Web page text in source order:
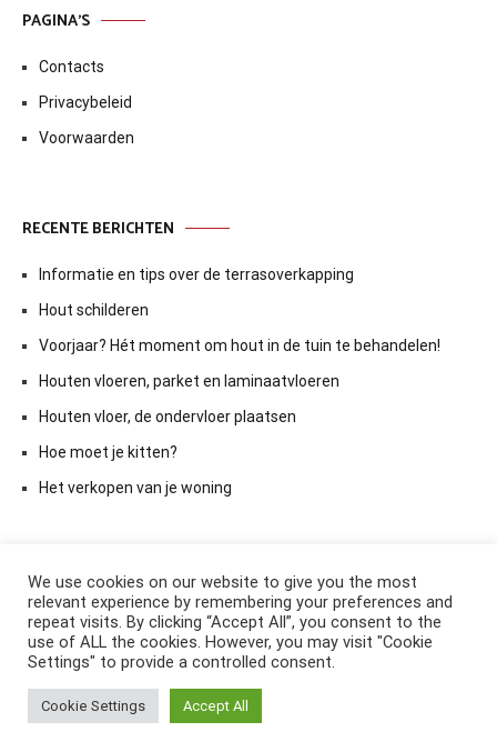
PAGINA’S
Contacts
Privacybeleid
Voorwaarden
RECENTE BERICHTEN
Informatie en tips over de terrasoverkapping
Hout schilderen
Voorjaar? Hét moment om hout in de tuin te behandelen!
Houten vloeren, parket en laminaatvloeren
Houten vloer, de ondervloer plaatsen
Hoe moet je kitten?
Het verkopen van je woning
Copyright © 2026ElkAntwoord.com
Cenoteby ThemeGrill. Aangedreven door
We use cookies on our website to give you the most
relevant experience by remembering your preferences and
repeat visits. By clicking “Accept All”, you consent to the
use of ALL the cookies. However, you may visit "Cookie
Settings" to provide a controlled consent.
Cookie Settings Accept All